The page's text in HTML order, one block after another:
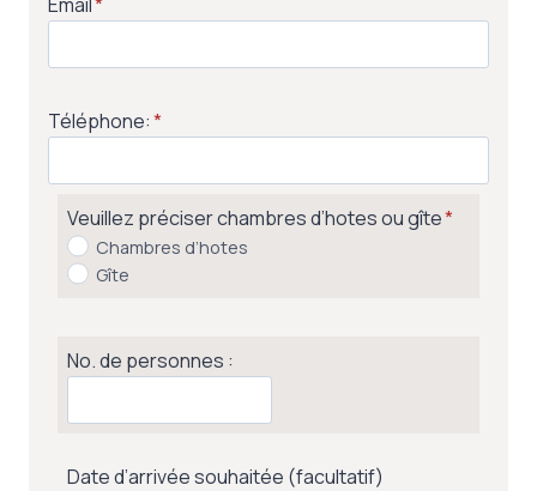
Email*
Téléphone:*
Veuillez préciser chambres d’hotes ou gîte*
Chambres d’hotes
Gîte
No. de personnes :
Date d’arrivée souhaitée (facultatif)